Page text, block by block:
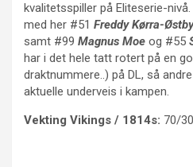
kvalitetsspiller på Eliteserie-
med her #51 Freddy Kørra-Østby
samt #99 Magnus Moe og #55
har i det hele tatt rotert på en
draktnummere..) på DL, så
aktuelle underveis i kampen.
Vekting Vikings / 1814s: 70/30